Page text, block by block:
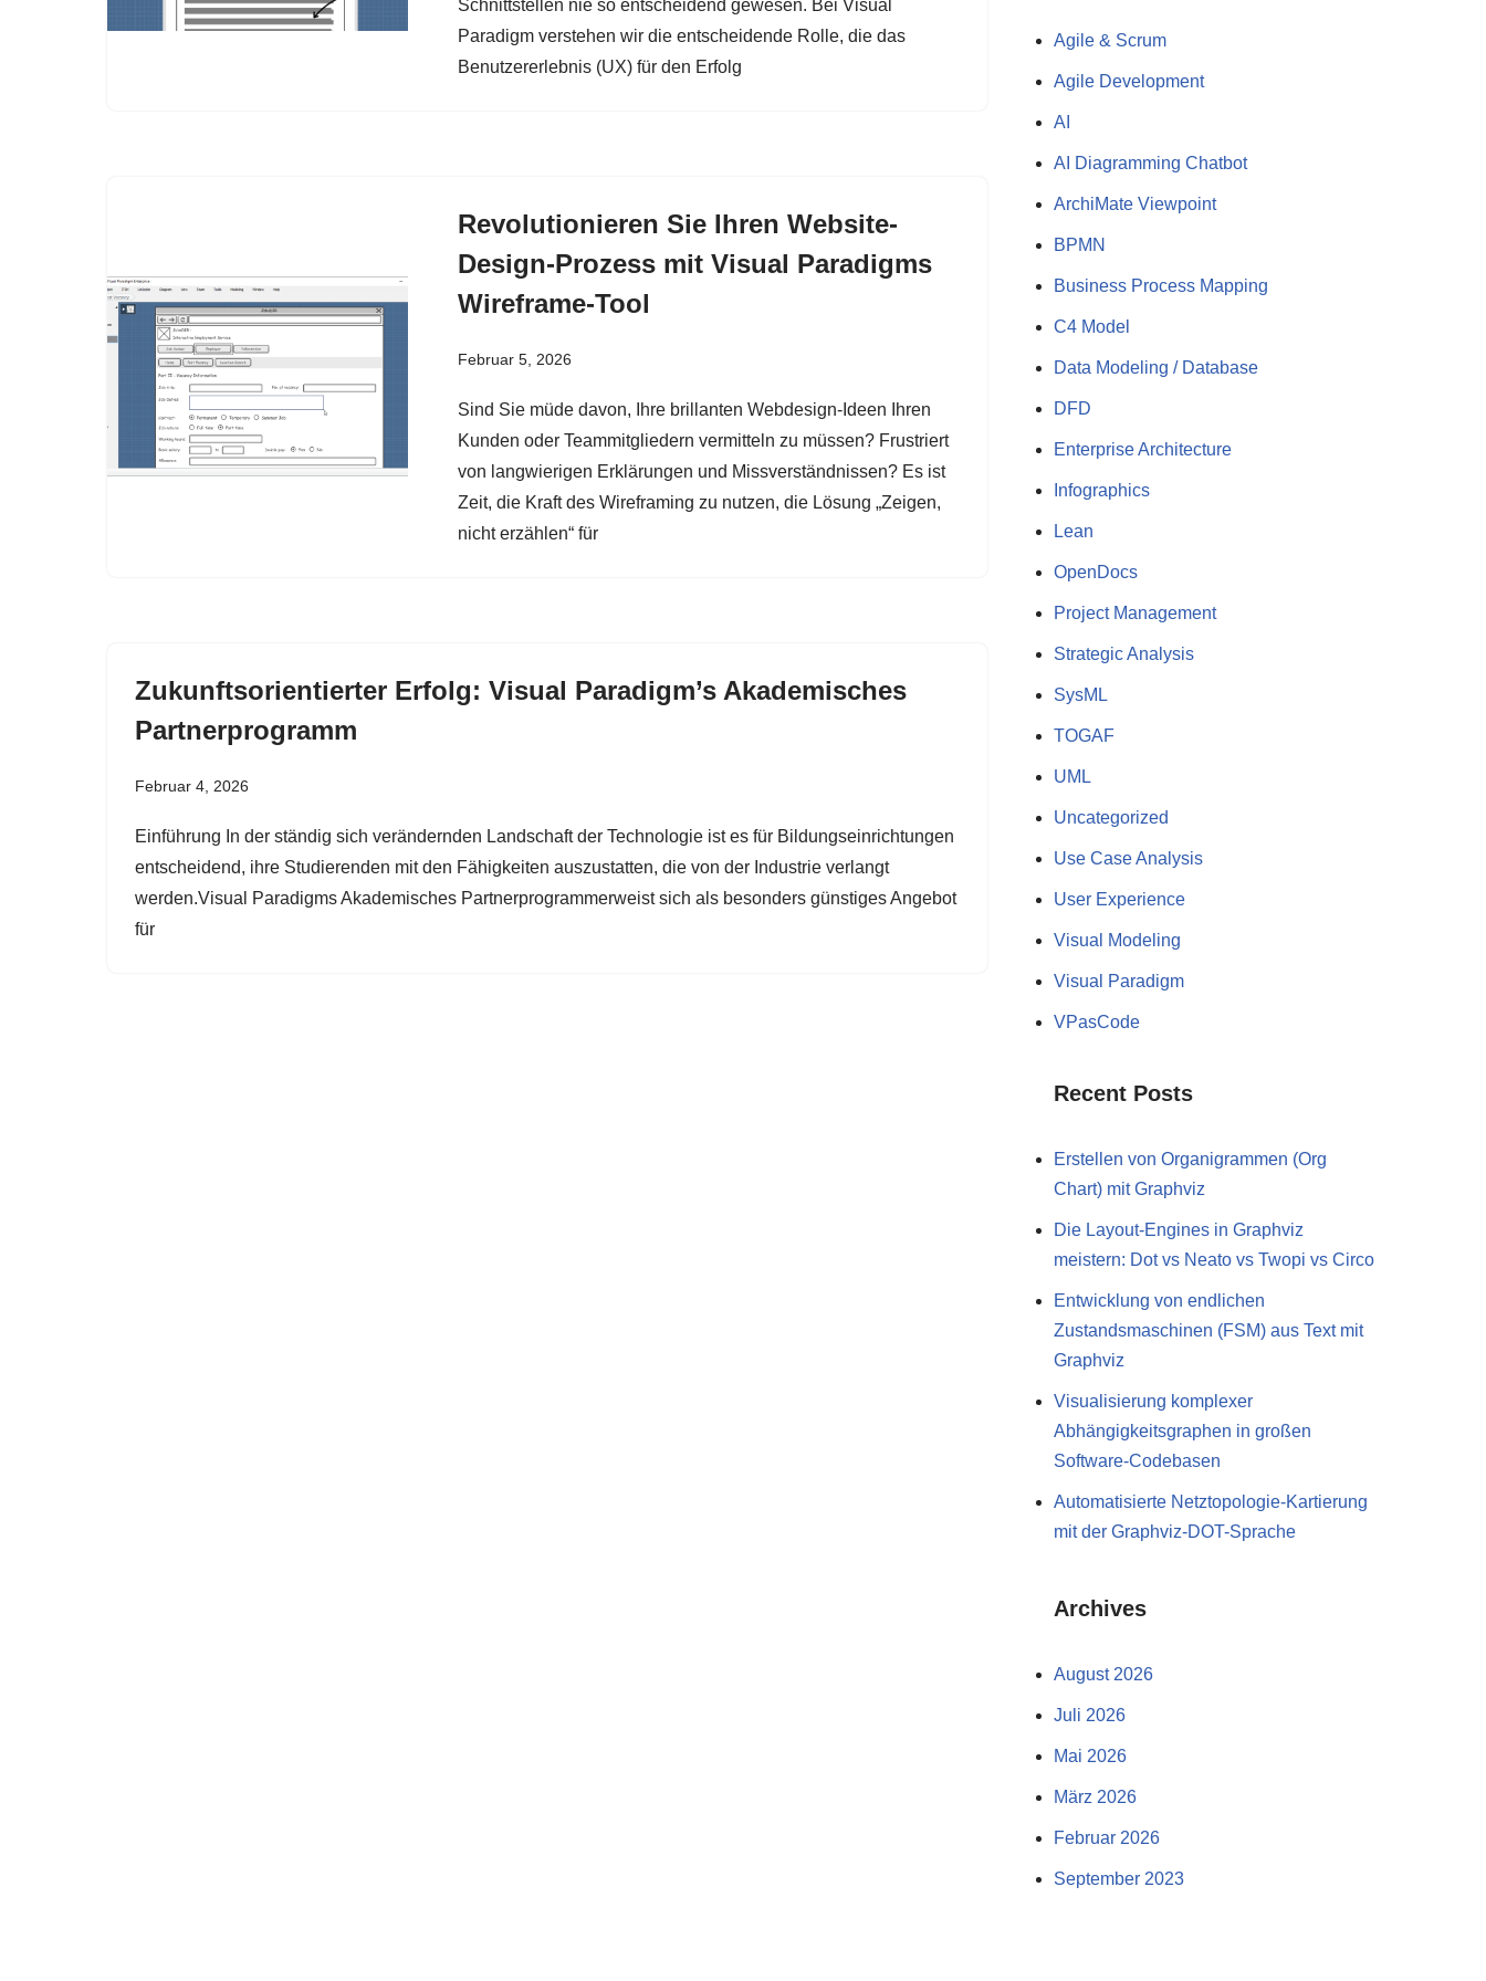
Schnittstellen nie so entscheidend gewesen. Bei Visual
Paradigm verstehen wir die entscheidende Rolle, die das
Benutzererlebnis (UX) für den Erfolg
Revolutionieren Sie Ihren Website-
Design-Prozess mit Visual Paradigms
Wireframe-Tool
Februar 5, 2026
Sind Sie müde davon, Ihre brillanten Webdesign-Ideen Ihren
Kunden oder Teammitgliedern vermitteln zu müssen? Frustriert
von langwierigen Erklärungen und Missverständnissen? Es ist
Zeit, die Kraft des Wireframing zu nutzen, die Lösung „Zeigen,
nicht erzählen“ für
Zukunftsorientierter Erfolg: Visual Paradigm’s Akademisches
Partnerprogramm
Februar 4, 2026
Einführung In der ständig sich verändernden Landschaft der Technologie ist es für Bildungseinrichtungen
entscheidend, ihre Studierenden mit den Fähigkeiten auszustatten, die von der Industrie verlangt
werden.Visual Paradigms Akademisches Partnerprogrammerweist sich als besonders günstiges Angebot
für
Agile & Scrum
Agile Development
AI
AI Diagramming Chatbot
ArchiMate Viewpoint
BPMN
Business Process Mapping
C4 Model
Data Modeling / Database
DFD
Enterprise Architecture
Infographics
Lean
OpenDocs
Project Management
Strategic Analysis
SysML
TOGAF
UML
Uncategorized
Use Case Analysis
User Experience
Visual Modeling
Visual Paradigm
VPasCode
Recent Posts
Erstellen von Organigrammen (Org
Chart) mit Graphviz
Die Layout-Engines in Graphviz
meistern: Dot vs Neato vs Twopi vs Circo
Entwicklung von endlichen
Zustandsmaschinen (FSM) aus Text mit
Graphviz
Visualisierung komplexer
Abhängigkeitsgraphen in großen
Software-Codebasen
Automatisierte Netztopologie-Kartierung
mit der Graphviz-DOT-Sprache
Archives
August 2026
Juli 2026
Mai 2026
März 2026
Februar 2026
September 2023